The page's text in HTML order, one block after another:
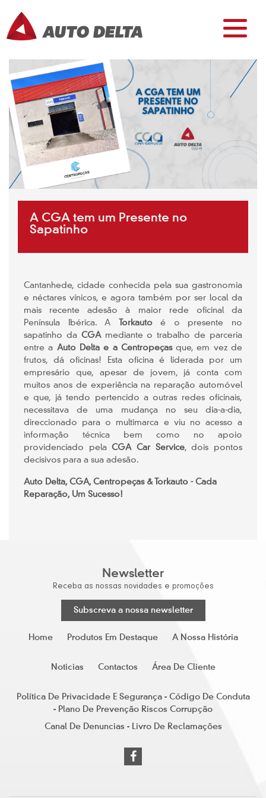
A CGA tem um Presente no
Sapatinho
Cantanhede, cidade conhecida pela sua gastronomia
e néctares vínicos, e agora também por ser local da
mais recente adesão à maior rede oficinal da
Península Ibérica. A Torkautoé o presente no
sapatinho da CGAmediante o trabalho de parceria
entre a Auto Delta e a Centropeçasque, em vez de
frutos, dá oficinas! Esta oficina é liderada por um
empresário que, apesar de jovem, já conta com
muitos anos de experiência na reparação automóvel
e que, já tendo pertencido a outras redes oficinais,
necessitava de uma mudança no seu dia-a-dia,
direccionado para o multimarca e viu no acesso a
informação técnica bem como no apoio
providenciado pelaCGA Car Service, dois pontos
decisivos para a sua adesão.
Auto Delta, CGA, Centropeças & Torkauto - Cada
Reparação, Um Sucesso!
Newsletter
Receba as nossas novidades e promoções
Subscreva a nossa newsletter
Home Produtos Em Destaque A Nossa História
Noticias Contactos Área De Cliente
Política De Privacidade E Segurança - Código De Conduta
- Plano De Prevenção Riscos Corrupção
Canal De Denuncias - Livro De Reclamações